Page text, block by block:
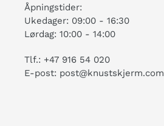
Åpningstider:
Ukedager: 09:00 - 16:30
Lørdag: 10:00 - 14:00
Tlf.: +47 916 54 020
E-post: post@knustskjerm.com